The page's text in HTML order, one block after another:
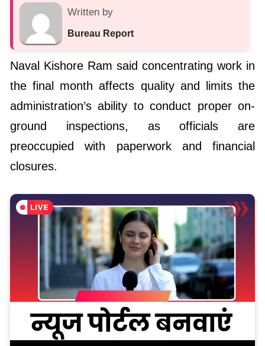
Written by
Bureau Report
Naval Kishore Ram said concentrating work in
the final month affects quality and limits the
administration’s ability to conduct proper on-
ground inspections, as officials are
preoccupied with paperwork and financial
closures.